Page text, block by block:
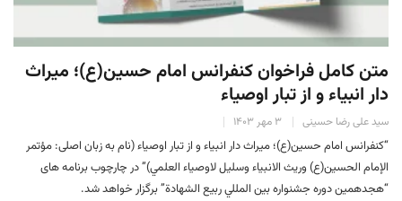
متن کامل فراخوان كنفرانس امام حسين(ع)؛ ميراث
دار انبياء و از تبار اوصياء
سید علی رضا حسینی ۳ مهر ۱۴۰۳
“كنفرانس امام حسين(ع)؛ ميراث دار انبياء و از تبار اوصياء (نام به زبان اصلی: مؤتمر
الإمام الحسين(ع) وريث الانبياء وسليل لاوصياء العلمي)” در چارچوب برنامه های
“هجدهمين دوره جشنواره بين المللي ربيع الشهادة” برگزار خواهد شد.